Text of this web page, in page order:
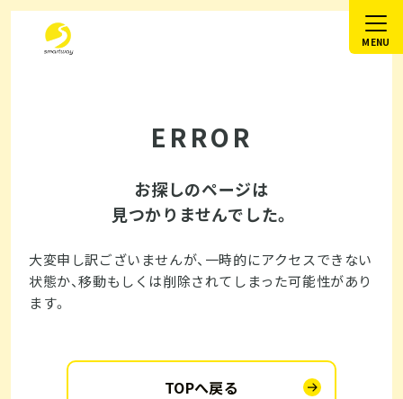
ERROR
お探しのページは
見つかりませんでした。
大変申し訳ございませんが、一時的にアクセスできない
状態か、移動もしくは削除されてしまった可能性があり
ます。
TOPへ戻る